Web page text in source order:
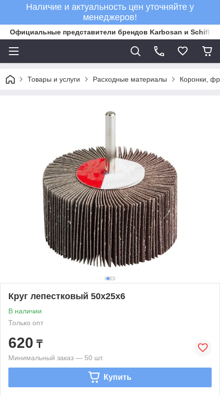
Наличие и актуальность цен уточняйте у
менеджеров!
Официальные представители брендов Karbosan и Schifler
Товары и услуги Расходные материалы Коронки,
Круг лепестковый 50x25x6
В наличии
Только опт
620 ₸
Минимальный заказ — 50 шт.
Купить